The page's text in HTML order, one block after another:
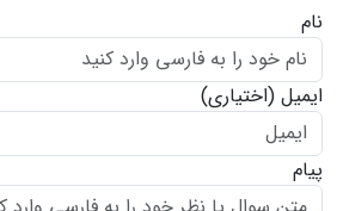
نام
ایمیل (اختیاری)
پیام